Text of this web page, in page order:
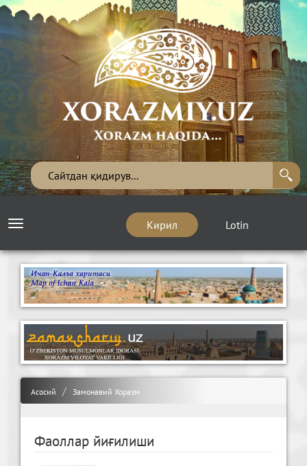
Кирил Lotin
Toggle
Асосий Замонавий Хоразм
Фаоллар йиғилиши